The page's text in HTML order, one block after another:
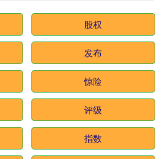
股权
发布
惊险
评级
指数